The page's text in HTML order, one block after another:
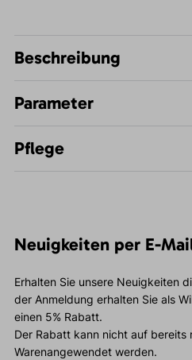
Beschreibung
Parameter
Pflege
Neuigkeiten per E-
Erhalten Sie unsere Neuigkeiten
der Anmeldung erhalten Sie als
einen 5% Rabatt.
Der Rabatt kann nicht auf bereits
Warenangewendet werden.